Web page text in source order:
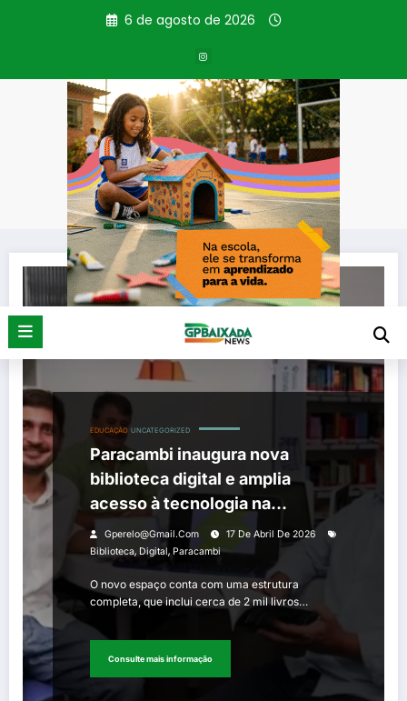
6 de agosto de 2026
Tag: digital
Página inicial digital
EDUCAÇÃO UNCATEGORIZED
Paracambi inaugura nova
biblioteca digital e amplia
acesso à tecnologia na
educação
Gperelo@gmail.com
17 De Abril De 2026
Biblioteca, Digital, Paracambi
O novo espaço conta com uma estrutura
completa, que inclui cerca de 2 mil livros…
Consulte mais informação